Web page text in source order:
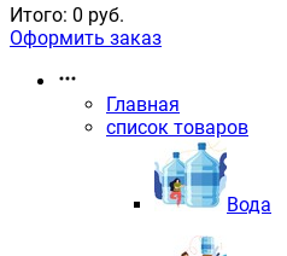
Итого: 0 руб.
Оформить заказ
Главная
список товаров
Вода